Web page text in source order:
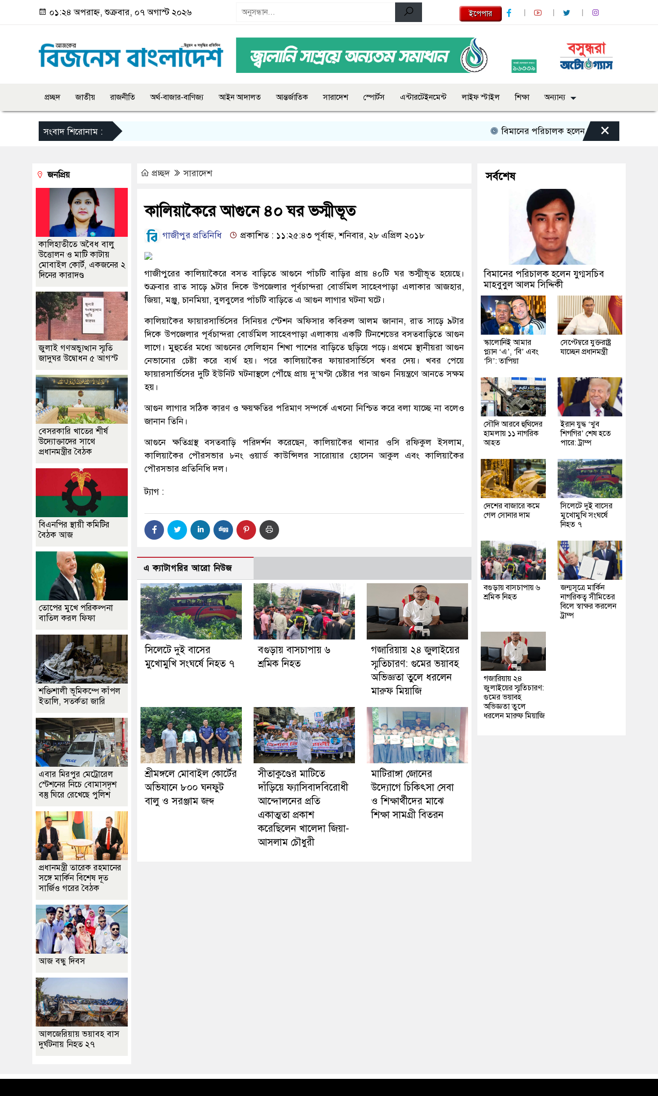
০১:২৪ অপরাহ্ন, শুক্রবার, ০৭ অগাস্ট ২০২৬ ইপেপার
প্রচ্ছদ জাতীয় রাজনীতি অর্থ-বাজার-বাণিজ্য আইন আদালত আন্তর্জাতিক সারাদেশ স্পোর্টস এন্টারটেইনমেন্ট লাইফ স্টাইল শিক্ষা অন্যান্য
সংবাদ শিরোনাম : বিমানের পরিচালক হলেন যুগ্মসচিব মাহবুবুল আলম
×
প্রচ্ছদ সারাদেশ
কালিয়াকৈরে আগুনে ৪০ ঘর ভস্মীভূত
গাজীপুর প্রতিনিধি প্রকাশিত : ১১:২৫:৪৩ পূর্বাহ্ন, শনিবার, ২৮ এপ্রিল ২০১৮
গাজীপুরের কালিয়াকৈরে বসত বাড়িতে আগুনে পাঁচটি বাড়ির প্রায় ৪০টি ঘর ভস্মীভূত হয়েছে।
শুক্রবার রাত সাড়ে ৯টার দিকে উপজেলার পূর্বচান্দরা বোর্ডমিল সাহেবপাড়া এলাকার আজহার,
জিয়া, মঞ্জু, চানমিয়া, বুলবুলের পাঁচটি বাড়িতে এ আগুন লাগার ঘটনা ঘটে।
কালিয়াকৈর ফায়ারসার্ভিসের সিনিয়র স্টেশন অফিসার কবিরুল আলম জানান, রাত সাড়ে ৯টার
দিকে উপজেলার পূর্বচান্দরা বোর্ডমিল সাহেবপাড়া এলাকায় একটি টিনশেডের বসতবাড়িতে আগুন
লাগে। মুহুর্তের মধ্যে আগুনের লেলিহান শিখা পাশের বাড়িতে ছড়িয়ে পড়ে। প্রথমে স্থানীয়রা আগুন
নেভানোর চেষ্টা করে ব্যর্থ হয়। পরে কালিয়াকৈর ফায়ারসার্ভিসে খবর দেয়। খবর পেয়ে
ফায়ারসার্ভিসের দুটি ইউনিট ঘটনাস্থলে পৌঁছে প্রায় দু’ঘণ্টা চেষ্টার পর আগুন নিয়ন্ত্রণে আনতে সক্ষম
হয়।
আগুন লাগার সঠিক কারণ ও ক্ষয়ক্ষতির পরিমাণ সম্পর্কে এখনো নিশ্চিত করে বলা যাচ্ছে না বলেও
জানান তিনি।
আগুনে ক্ষতিগ্রস্থ বসতবাড়ি পরিদর্শন করেছেন, কালিয়াকৈর থানার ওসি রফিকুল ইসলাম,
কালিয়াকৈর পৌরসভার ৮নং ওয়ার্ড কাউন্সিলর সারোয়ার হোসেন আকুল এবং কালিয়াকৈর
পৌরসভার প্রতিনিধি দল।
ট্যাগ :
এ ক্যাটাগরির আরো নিউজ
সিলেটে দুই বাসের
মুখোমুখি সংঘর্ষে নিহত ৭
বগুড়ায় বাসচাপায় ৬
শ্রমিক নিহত
গজারিয়ায় ২৪ জুলাইয়ের
স্মৃতিচারণ: গুমের ভয়াবহ
অভিজ্ঞতা তুলে ধরলেন
মারুফ মিয়াজি
শ্রীমঙ্গলে মোবাইল কোর্টের
অভিযানে ৮০০ ঘনফুট
বালু ও সরঞ্জাম জব্দ
সীতাকুণ্ডের মাটিতে
দাঁড়িয়ে ফ্যাসিবাদবিরোধী
আন্দোলনের প্রতি
একাত্মতা প্রকাশ
করেছিলেন খালেদা জিয়া-
আসলাম চৌধুরী
মাটিরাঙ্গা জোনের
উদ্যোগে চিকিৎসা সেবা
ও শিক্ষার্থীদের মাঝে
শিক্ষা সামগ্রী বিতরন
জনপ্রিয়
কালিহাতীতে অবৈধ বালু
উত্তোলন ও মাটি কাটায়
মোবাইল কোর্ট, একজনের ২
দিনের কারাদণ্ড
জুলাই গণঅভ্যুত্থান স্মৃতি
জাদুঘর উদ্বোধন ৫ আগস্ট
বেসরকারি খাতের শীর্ষ
উদ্যোক্তাদের সাথে
প্রধানমন্ত্রীর বৈঠক
বিএনপির স্থায়ী কমিটির
বৈঠক আজ
তোপের মুখে পরিকল্পনা
বাতিল করল ফিফা
শক্তিশালী ভূমিকম্পে কাঁপল
ইতালি, সতর্কতা জারি
এবার মিরপুর মেট্রোরেল
স্টেশনের নিচে বোমাসদৃশ
বস্তু ঘিরে রেখেছে পুলিশ
প্রধানমন্ত্রী তারেক রহমানের
সঙ্গে মার্কিন বিশেষ দূত
সার্জিও গরের বৈঠক
আজ বন্ধু দিবস
আলজেরিয়ায় ভয়াবহ বাস
দুর্ঘটনায় নিহত ২৭
সর্বশেষ
বিমানের পরিচালক হলেন যুগ্মসচিব
মাহবুবুল আলম সিদ্দিকী
স্কালোনিই আমার
প্ল্যান ‘এ’, ‘বি’ এবং
‘সি’: তাপিয়া
সেপ্টেম্বরে যুক্তরাষ্ট্র
যাচ্ছেন প্রধানমন্ত্রী
সৌদি আরবে হুথিদের
হামলায় ১১ নাগরিক
আহত
ইরান যুদ্ধ ‘খুব
শিগগির’ শেষ হতে
পারে: ট্রাম্প
দেশের বাজারে কমে
গেল সোনার দাম
সিলেটে দুই বাসের
মুখোমুখি সংঘর্ষে
নিহত ৭
বগুড়ায় বাসচাপায় ৬
শ্রমিক নিহত
জন্মসূত্রে মার্কিন
নাগরিকত্ব সীমিতের
বিলে স্বাক্ষর করলেন
ট্রাম্প
গজারিয়ায় ২৪
জুলাইয়ের স্মৃতিচারণ:
গুমের ভয়াবহ
অভিজ্ঞতা তুলে
ধরলেন মারুফ মিয়াজি